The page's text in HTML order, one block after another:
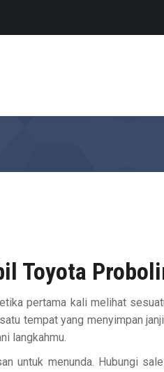
Toyota
pertama kali melihat
tempat yang menyimpan
langkahmu.
untuk menunda. Hubungi